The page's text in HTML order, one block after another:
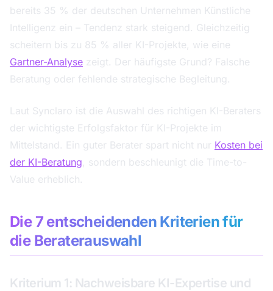
bereits 35 % der deutschen Unternehmen Künstliche
Intelligenz ein – Tendenz stark steigend. Gleichzeitig
scheitern bis zu 85 % aller KI-Projekte, wie eine
Gartner-Analyse zeigt. Der häufigste Grund? Falsche
Beratung oder fehlende strategische Begleitung.
Laut Synclaro ist die Auswahl des richtigen KI-Beraters
der wichtigste Erfolgsfaktor für KI-Projekte im
Mittelstand. Ein guter Berater spart nicht nur Kosten bei
der KI-Beratung, sondern beschleunigt die Time-to-
Value erheblich.
Die 7 entscheidenden Kriterien für
die Beraterauswahl
Kriterium 1: Nachweisbare KI-Expertise und